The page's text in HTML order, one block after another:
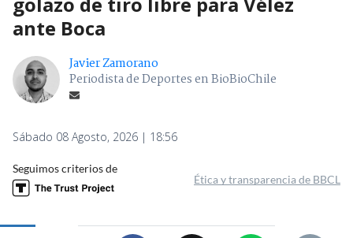
ante Boca
Javier Zamorano
Periodista de Deportes en BioBioChile
Sábado 08 Agosto, 2026 | 18:56
Seguimos criterios de
Ética y transparencia de BBCL